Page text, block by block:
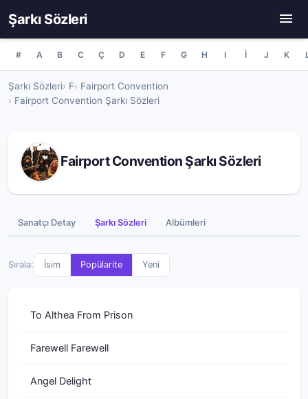
Şarkı Sözleri
# A B C Ç D E F G H I İ J K
Şarkı Sözleri F
Fairport Convention
Fairport Convention Şarkı Sözleri
Fairport Convention Şarkı Sözleri
Sanatçı Detay Şarkı Sözleri Albümleri
Sırala: İsim Popülarite Yeni
To Althea From Prison
Farewell Farewell
Angel Delight